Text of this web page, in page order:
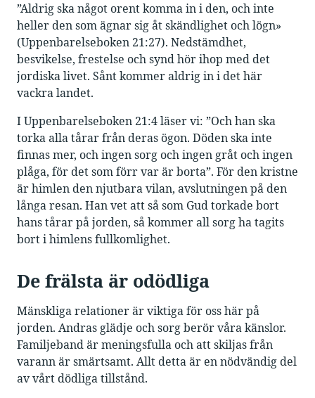
”Aldrig ska något orent komma in i den, och inte
heller den som ägnar sig åt skändlighet och lögn»
(Uppenbarelseboken 21:27). Nedstämdhet,
besvikelse, frestelse och synd hör ihop med det
jordiska livet. Sånt kommer aldrig in i det här
vackra landet.
I Uppenbarelseboken 21:4 läser vi: ”Och han ska
torka alla tårar från deras ögon. Döden ska inte
finnas mer, och ingen sorg och ingen gråt och ingen
plåga, för det som förr var är borta”. För den kristne
är himlen den njutbara vilan, avslutningen på den
långa resan. Han vet att så som Gud torkade bort
hans tårar på jorden, så kommer all sorg ha tagits
bort i himlens fullkomlighet.
De frälsta är odödliga
Mänskliga relationer är viktiga för oss här på
jorden. Andras glädje och sorg berör våra känslor.
Familjeband är meningsfulla och att skiljas från
varann är smärtsamt. Allt detta är en nödvändig del
av vårt dödliga tillstånd.